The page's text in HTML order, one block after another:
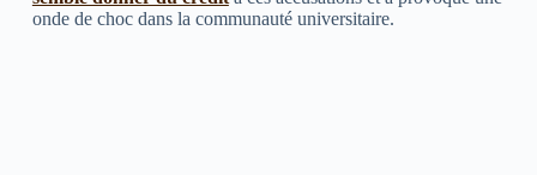
onde de choc dans la communauté universitaire.